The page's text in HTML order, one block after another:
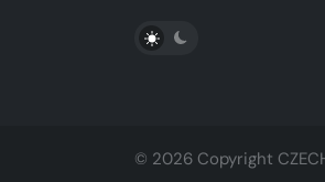
PŘEPNOUT SVĚTLÝ/TMAVÝ
© 2026 Copyright